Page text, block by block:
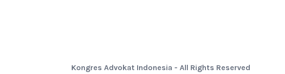
Kongres Advokat Indonesia - All Rights Reserved